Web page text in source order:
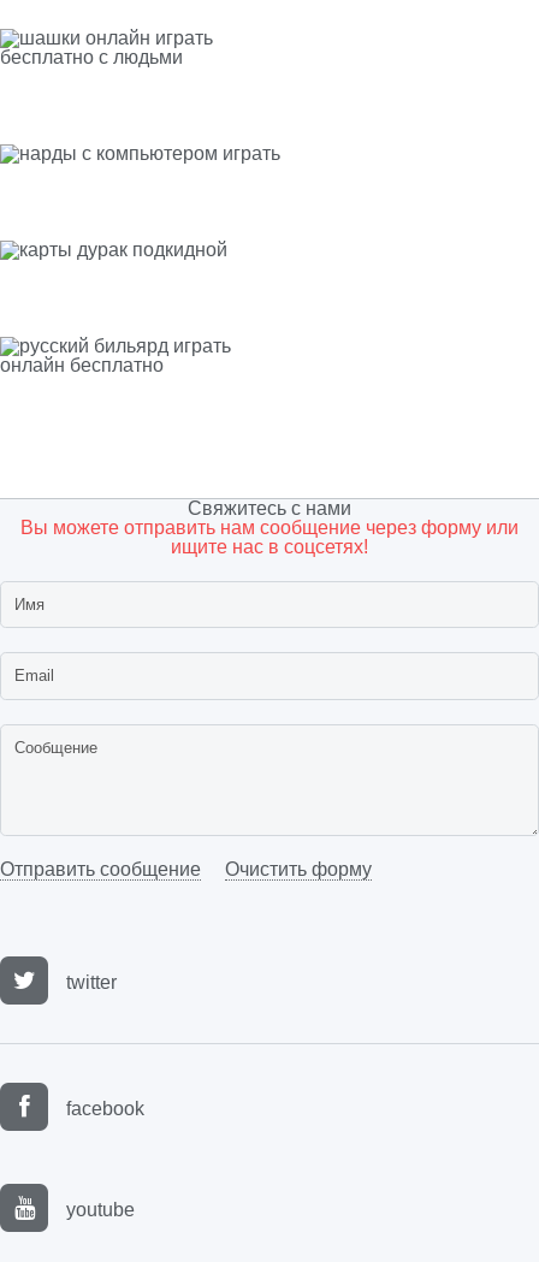
Свяжитесь с нами
Вы можете отправить нам сообщение через форму или
ищите нас в соцсетях!
Отправить сообщение Очистить форму
twitter
facebook
youtube